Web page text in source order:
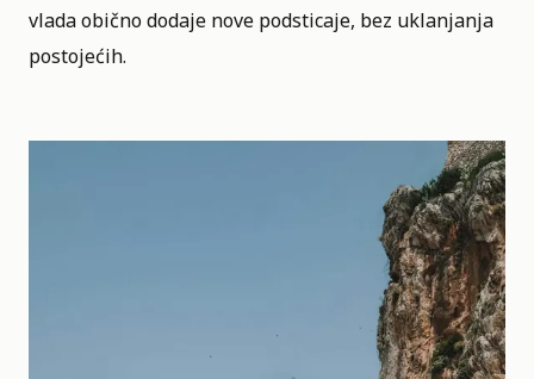
vlada obično dodaje nove podsticaje, bez uklanjanja
postojećih.